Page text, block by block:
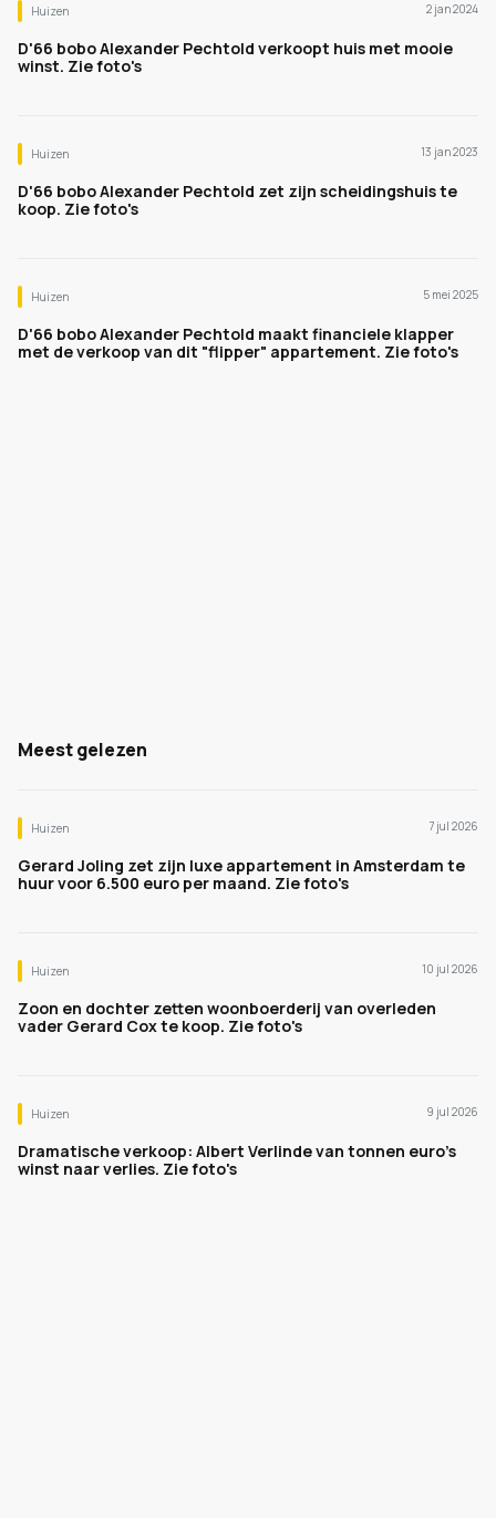
Huizen 2 jan 2024
D'66 bobo Alexander Pechtold verkoopt huis met mooie
winst. Zie foto's
Huizen 13 jan 2023
D'66 bobo Alexander Pechtold zet zijn scheidingshuis te
koop. Zie foto's
Huizen 5 mei 2025
D'66 bobo Alexander Pechtold maakt financiele klapper
met de verkoop van dit "flipper" appartement. Zie foto's
Meest gelezen
Huizen 7 jul 2026
Gerard Joling zet zijn luxe appartement in Amsterdam te
huur voor 6.500 euro per maand. Zie foto's
Huizen 10 jul 2026
Zoon en dochter zetten woonboerderij van overleden
vader Gerard Cox te koop. Zie foto's
Huizen 9 jul 2026
Dramatische verkoop: Albert Verlinde van tonnen euro's
winst naar verlies. Zie foto's